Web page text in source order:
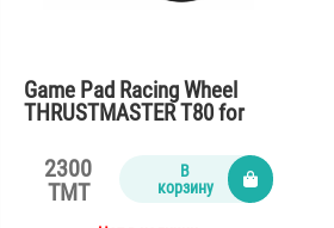
Game Pad Racing Wheel
THRUSTMASTER T80 for
2300
TMT
В
корзину